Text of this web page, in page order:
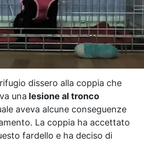
dissero alla coppia che
una lesione al tronco
aveva alcune conseguenze
La coppia ha accettato
fardello e ha deciso di